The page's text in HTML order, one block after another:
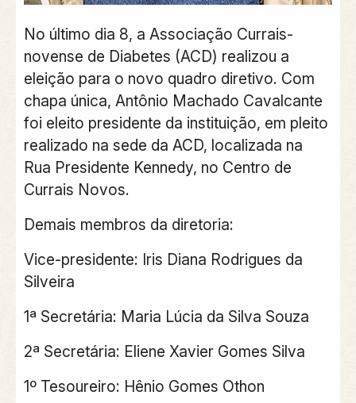
No último dia 8, a Associação Currais-
novense de Diabetes (ACD) realizou a
eleição para o novo quadro diretivo. Com
chapa única, Antônio Machado Cavalcante
foi eleito presidente da instituição, em pleito
realizado na sede da ACD, localizada na
Rua Presidente Kennedy, no Centro de
Currais Novos.
Demais membros da diretoria:
Vice-presidente: Iris Diana Rodrigues da
Silveira
1ª Secretária: Maria Lúcia da Silva Souza
2ª Secretária: Eliene Xavier Gomes Silva
1º Tesoureiro: Hênio Gomes Othon